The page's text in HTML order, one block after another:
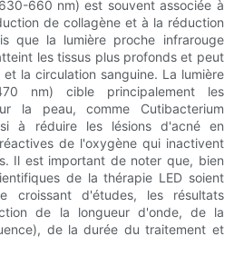
660 nm) est souvent associée à
de collagène et à la réduction
que la lumière proche infrarouge
les tissus plus profonds et peut
la circulation sanguine. La lumière
nm) cible principalement les
la peau, comme Cutibacterium
à réduire les lésions d'acné en
de l'oxygène qui inactivent
Il est important de noter que, bien
de la thérapie LED soient
croissant d'études, les résultats
de la longueur d'onde, de la
de la durée du traitement et